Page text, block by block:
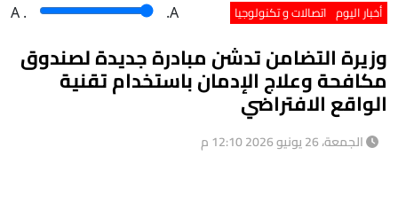
أخبار اليوم اتصالات و تكنولوجيا A . .A
وزيرة التضامن تدشن مبادرة جديدة لصندوق
مكافحة وعلاج الإدمان باستخدام تقنية
الواقع الافتراضي
الجمعة، 26 يونيو 2026 12:10 م